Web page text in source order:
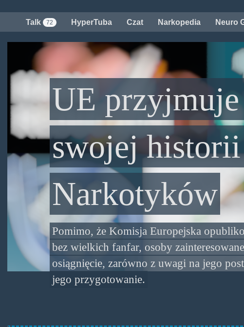
treści
Talk 72 HyperTuba Czat Narkopedia Neuro
UE
swojej historii
Narkotyków
Pomimo, że Komisja Europejska
bez wielkich fanfar, osoby
osiągnięcie, zarówno z uwagi na jego
jego przygotowanie.